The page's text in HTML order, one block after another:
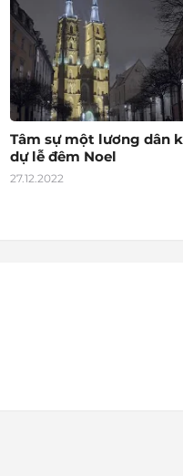
Tâm sự một lương dân
dự lễ đêm Noel
27.12.2022